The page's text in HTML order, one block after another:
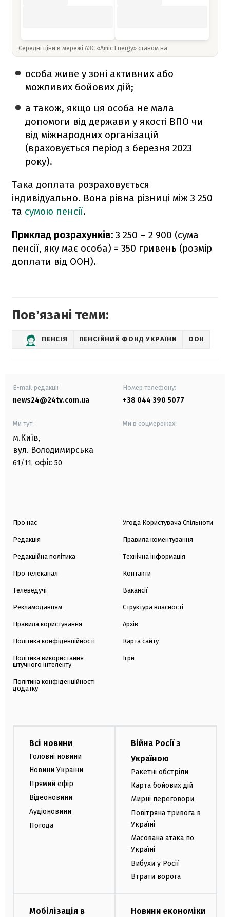
Середні ціни в мережі АЗС «Amic Energy» станом на
особа живе у зоні активних або
можливих бойових дій;
а також, якщо ця особа не мала
допомоги від держави у якості ВПО чи
від міжнародних організацій
(враховується період з березня 2023
року).
Така доплата розраховується
індивідуально. Вона рівна різниці між 3 250
та сумою пенсії.
Приклад розрахунків: 3 250 – 2 900 (сума
пенсії, яку має особа) = 350 гривень (розмір
доплати від ООН).
Повʼязані теми:
ПЕНСІЯ ПЕНСІЙНИЙ ФОНД УКРАЇНИ ООН
E-mail редакції
news24@24tv.com.ua
Номер телефону:
+38 044 390 5077
Ми тут:
м.Київ,
вул. Володимирська
61/11, офіс 50
Ми в соцмережах:
Про нас
Редакція
Редакційна політика
Про телеканал
Телеведучі
Рекламодавцям
Правила користування
Політика конфіденційності
Політика використання
штучного інтелекту
Політика конфіденційності
додатку
Угода Користувача Спільноти
Правила коментування
Технічна інформація
Контакти
Вакансії
Структура власності
Архів
Карта сайту
Ігри
Всі новини
Головні новини
Новини України
Прямий ефір
Відеоновини
Аудіоновини
Погода
Війна Росії з
Україною
Ракетні обстріли
Карта бойових дій
Мирні переговори
Повітряна тривога в
Україні
Масована атака по
Україні
Вибухи у Росії
Втрати ворога
Мобілізація в
Новини економіки